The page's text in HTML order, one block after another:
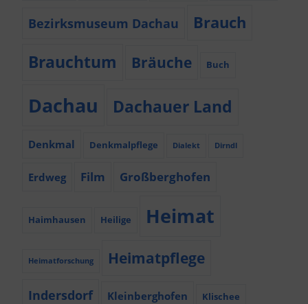
Bezirksmuseum Dachau Brauch
Brauchtum Bräuche Buch
Dachau Dachauer Land
Denkmal Denkmalpflege Dialekt Dirndl
Erdweg Film Großberghofen
Haimhausen Heilige Heimat
Heimatforschung Heimatpflege
Indersdorf Kleinberghofen Klischee